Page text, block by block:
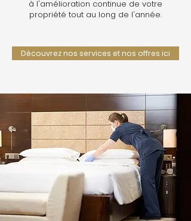
à l'amélioration continue de votre
propriété tout au long de l'année.
Découvrez nos services et nos offres ici